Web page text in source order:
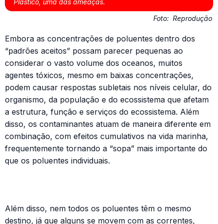
Plástico, uma das ameaças.
Foto: Reprodução
Embora as concentrações de poluentes dentro dos
“padrões aceitos” possam parecer pequenas ao
considerar o vasto volume dos oceanos, muitos
agentes tóxicos, mesmo em baixas concentrações,
podem causar respostas subletais nos níveis celular, do
organismo, da população e do ecossistema que afetam
a estrutura, função e serviços do ecossistema. Além
disso, os contaminantes atuam de maneira diferente em
combinação, com efeitos cumulativos na vida marinha,
frequentemente tornando a “sopa” mais importante do
que os poluentes individuais.
Além disso, nem todos os poluentes têm o mesmo
destino, já que alguns se movem com as correntes,